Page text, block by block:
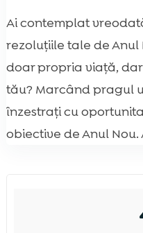
Ai contemplat
rezoluțiile tale de
doar propria viață,
tău? Marcând pragul
înzestrați cu
obiective de Anul Nou.